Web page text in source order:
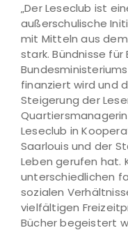
„Der Leseclub ist
außerschulische
mit Mitteln aus
stark. Bündnisse für
finanziert wird und
Steigerung der
Leseclub in
Saarlouis und der
Leben gerufen hat.
unterschiedlichen
sozialen
vielfältigen
Bücher begeistert